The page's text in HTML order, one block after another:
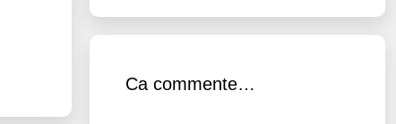
Ca commente…